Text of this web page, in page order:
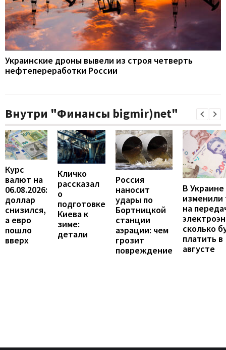
Украинские дроны вывели из строя четверть
нефтепереработки России
Внутри "Финансы bigmir)net"
Курс
валют на
06.08.2026:
доллар
снизился,
а евро
пошло
вверх
Кличко
рассказал
о
подготовке
Киева к
зиме:
детали
Россия
наносит
удары по
Бортницкой
станции
аэрации: чем
грозит
повреждение
В Украине
на
сколько
платить в
августе